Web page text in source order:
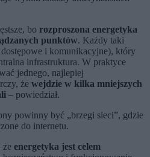
bo rozproszona energetyka
punktów. Każdy taki
i komunikacyjne), który
infrastruktura. W praktyce
jednego, najlepiej
że wejdzie w kilka mniejszych
– powiedział.
powinny być „brzegi sieci”, gdzie
do internetu.
że energetyka jest celem